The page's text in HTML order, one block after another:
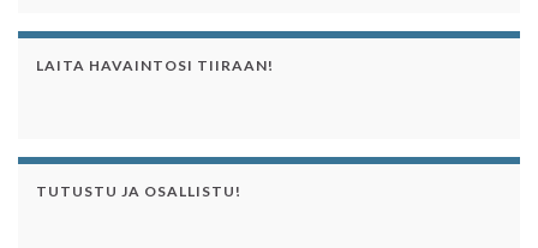
LAITA HAVAINTOSI TIIRAAN!
TUTUSTU JA OSALLISTU!